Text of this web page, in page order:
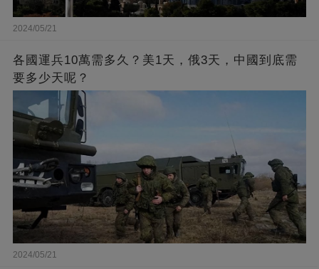
2024/05/21
各國運兵10萬需多久？美1天，俄3天，中國到底需
要多少天呢？
2024/05/21